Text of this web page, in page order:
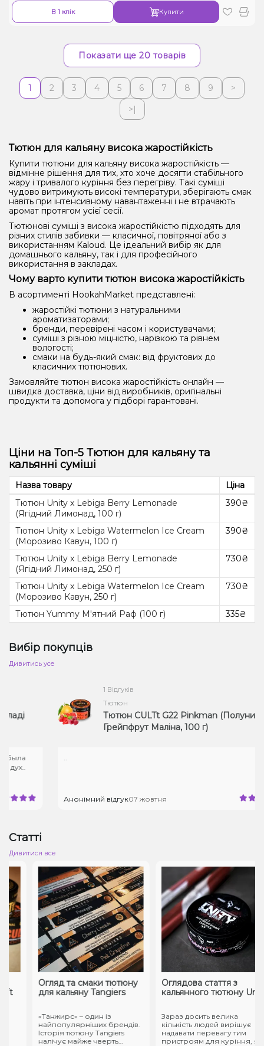
В 1 клік Купити
Показати ще 20 товарів
1 2 3 4 5 6 7 8 9
>
>|
Тютюн для кальяну висока жаростійкість
Купити тютюни для кальяну висока жаростійкість —
відмінне рішення для тих, хто хоче досягти стабільного
жару і тривалого куріння без перегріву. Такі суміші
чудово витримують високі температури, зберігають смак
навіть при інтенсивному навантаженні і не втрачають
аромат протягом усієї сесії.
Тютюнові суміші з висока жаростійкістю підходять для
різних стилів забивки — класичної, повітряної або з
використанням Kaloud. Це ідеальний вибір як для
домашнього кальяну, так і для професійного
використання в закладах.
Чому варто купити тютюн висока жаростійкість
В асортименті HookahMarket представлені:
жаростійкі тютюни з натуральними
ароматизаторами;
бренди, перевірені часом і користувачами;
суміші з різною міцністю, нарізкою та рівнем
вологості;
смаки на будь-який смак: від фруктових до
класичних тютюнових.
Замовляйте тютюн висока жаростійкість онлайн —
швидка доставка, ціни від виробників, оригінальні
продукти та допомога у підборі гарантовані.
Ціни на Топ-5 Тютюн для кальяну та
кальянні суміші
Назва товару
Ціна
Тютюн Unity x Lebiga Berry Lemonade
(Ягідний Лимонад, 100 г)
390₴
Тютюн Unity x Lebiga Watermelon Ice Cream
(Морозиво Кавун, 100 г)
390₴
Тютюн Unity x Lebiga Berry Lemonade
(Ягідний Лимонад, 250 г)
730₴
Тютюн Unity x Lebiga Watermelon Ice Cream
(Морозиво Кавун, 250 г)
730₴
Тютюн Yummy М'ятний Раф (100 г) 335₴
Вибір покупців
Дивитись усе
1 Відгуків
Тютюн
Тютюн CULTt G22 Pinkman (Полуниця
Грейпфрут Маліна, 100 г)
Анонімний відгук07 жовтня
Статті
Дивитися все
Огляд та смаки тютюну
для кальяну Tangiers
«Танжирс» – один із
найпопулярніших брендів.
Історія тютюну Tangiers
налічує майже чверть
Оглядова стаття з
кальянного тютюну Unity
Зараз досить велика
кількість людей вирішує
надавати перевагу тим
пристроям для куріння, які